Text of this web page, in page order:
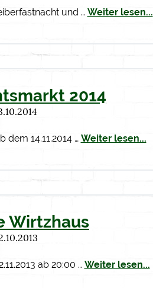
und … Weiter lesen...
2014
dem 14.11.2014 … Weiter lesen...
Wirtzhaus
ab 20:00 … Weiter lesen...